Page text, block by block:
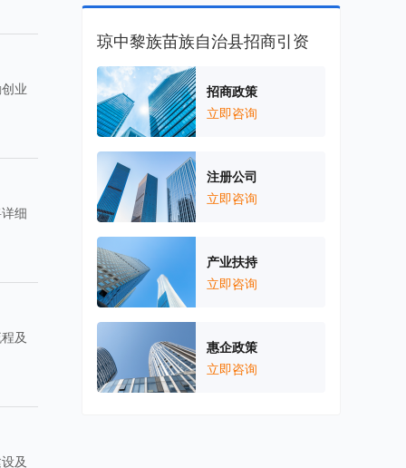
业
细
及
及
琼中黎族苗族自治县招商引资
招商政策
立即咨询
注册公司
立即咨询
产业扶持
立即咨询
惠企政策
立即咨询